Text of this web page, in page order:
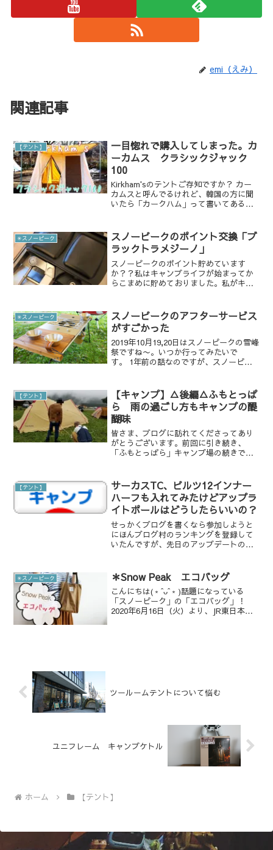
emi（えみ）
関連記事
【テント】
一目惚れで購入してしまった。カ
ーカムス クラシックジャック
100
Kirkham'sのテントご存知ですか？ カー
カムスと呼んでるけれど、韓国の方に聞
いたら「カークハム」って書いてあるっ
いです。でも、A&Fさんも他のお店も
「カーカムス」...
✳︎スノーピーク
スノーピークのポイント交換「ブ
ラックトラメジーノ」
スノーピークのポイント貯めています
か？？私はキャンプライフが始まってか
らこまめに貯めておりました。私がキャ
い！という流れがあり（個人的なもので
す）、初心者キャンパーe...
✳︎スノーピーク
スノーピークのアフターサービス
がすごかった
2019年10月19,20日はスノーピークの雪峰
祭ですね〜。いつか行ってみたいで
す。 1年前の話なのですが、スノーピー
フターサービスがすごくよかった！とい
う内容をブロ...
【テント】
【キャンプ】△後編△ふもとっぱ
ら 雨の過ごし方もキャンプの醍
醐味
皆さま、ブログに訪れてくださってあり
がとうございます。前回に引き続き、
「ふもとっぱら」キャンプ場の続きで
写真を撮ることができませんでした。ス
マホを見ても写真が少ない...
【テント】
サーカスTC、ピルツ12インナー
ハーフも入れてみたけどアップラ
イトポールはどうしたらいいの？
せっかくブログを書くなら参加しようと
にほんブログ村のランキングを登録して
いたんですが、先日のアップデートの時
せんでした(´；Д；`)どうりでずっと「ー
ー位」となっている...
✳︎スノーピーク ＊Snow Peak エコバッグ
こんにちは(﹡ˆᴗˆ﹡)話題になっている
「スノーピーク」の「エコバッグ」！
2020年6月16日（火）より、JR東日本グ
ツールームテントについて悩む
ユニフレーム キャンプケトル
ホーム 【テント】